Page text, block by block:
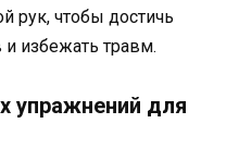
рук, чтобы достичь
избежать травм.
упражнений для